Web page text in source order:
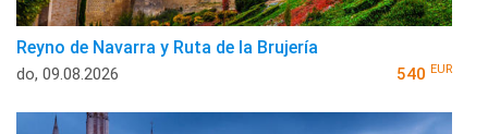
Reyno de Navarra y Ruta de la Brujería
do, 09.08.2026 540 EUR